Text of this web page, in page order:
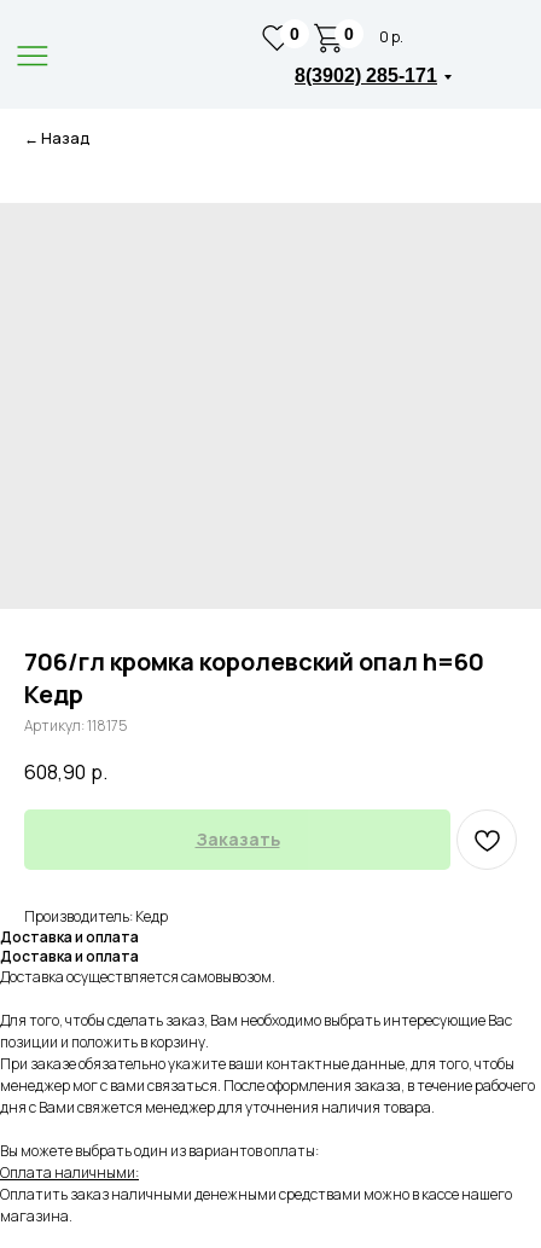
8(3902) 285-171
0 0 р.
0
← Назад
706/гл кромка королевский опал h=60
Кедр
Артикул:118175
608,90 р.
Заказать
Производитель: Кедр
Доставка и оплата
Доставка и оплата
Доставка осуществляется самовывозом.
Для того, чтобы сделать заказ, Вам необходимо выбрать интересующие Вас
позиции и положить в корзину.
При заказе обязательно укажите ваши контактные данные, для того, чтобы
менеджер мог с вами связаться. После оформления заказа, в течение рабочего
дня с Вами свяжется менеджер для уточнения наличия товара.
Вы можете выбрать один из вариантов оплаты:
Оплата наличными:
Оплатить заказ наличными денежными средствами можно в кассе нашего
магазина.